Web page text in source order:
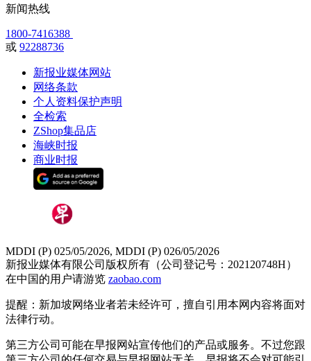
新闻热线
1800-7416388
或 92288736
新报业媒体网站
网络条款
个人资料保护声明
全检索
ZShop集品店
海峡时报
商业时报
MDDI (P) 025/05/2026, MDDI (P) 026/05/2026
新报业媒体有限公司版权所有（公司登记号：202120748H）
在中国的用户请游览 zaobao.com
提醒：新加坡网络业者若未经许可，擅自引用本网内容将面对
法律行动。
第三方公司可能在早报网站宣传他们的产品或服务。不过您跟